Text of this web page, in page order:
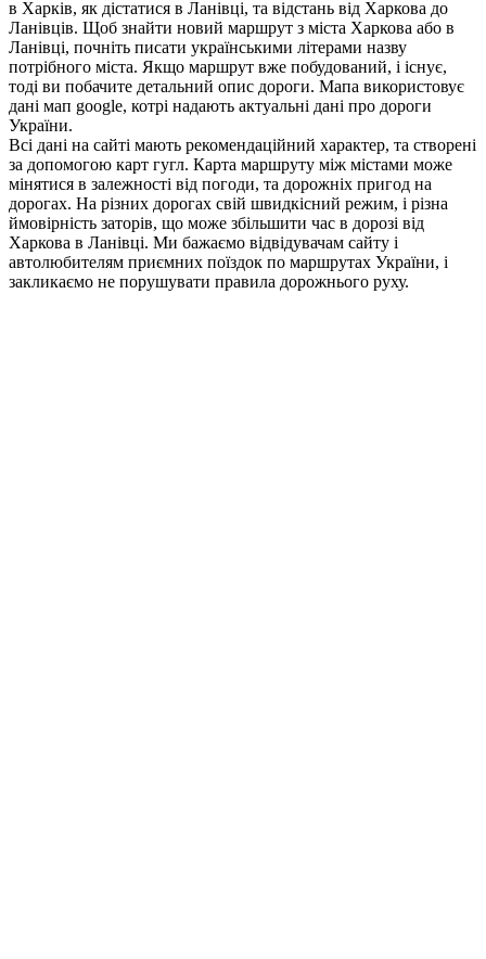
в Харків, як дістатися в Ланівці, та відстань від Харкова до
Ланівців. Щоб знайти новий маршрут з міста Харкова або в
Ланівці, почніть писати українськими літерами назву
потрібного міста. Якщо маршрут вже побудований, і існує,
тоді ви побачите детальний опис дороги. Мапа використовує
дані мап google, котрі надають актуальні дані про дороги
України.
Всі дані на сайті мають рекомендаційний характер, та створені
за допомогою карт гугл. Карта маршруту між містами може
мінятися в залежності від погоди, та дорожніх пригод на
дорогах. На різних дорогах свій швидкісний режим, і різна
ймовірність заторів, що може збільшити час в дорозі від
Харкова в Ланівці. Ми бажаємо відвідувачам сайту і
автолюбителям приємних поїздок по маршрутах України, і
закликаємо не порушувати правила дорожнього руху.